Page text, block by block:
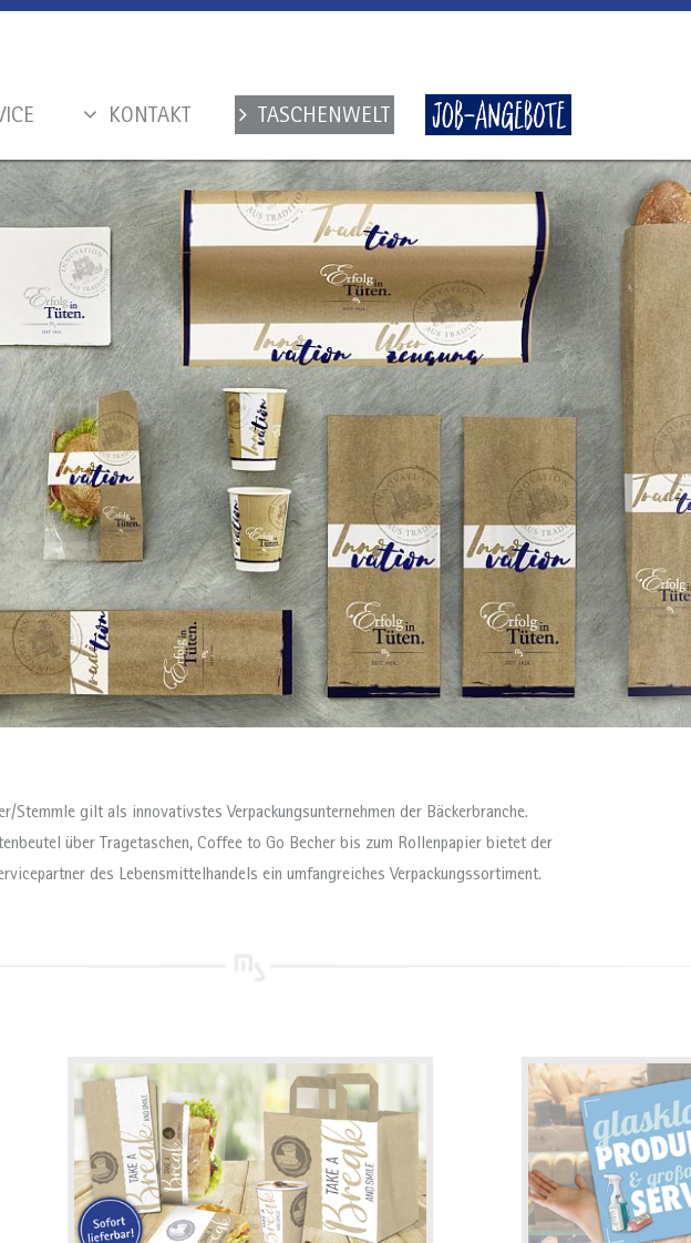
KONTAKT TASCHENWELT
Stemmle gilt als innovativstes Verpackungsunternehmen der Bäckerbranche.
über Tragetaschen, Coffee to Go Becher bis zum Rollenpapier bietet der
des Lebensmittelhandels ein umfangreiches Verpackungssortiment.